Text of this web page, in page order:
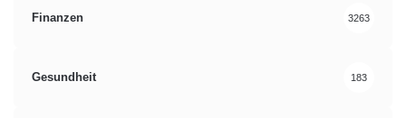
Finanzen 3263
Gesundheit 183